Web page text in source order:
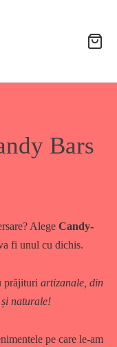
Bars
Alege Candy-
fi unul cu dichis.
prăjituri artizanale, din
naturale!
pe care le-am